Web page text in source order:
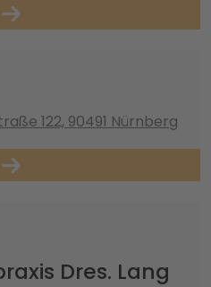
122, 90491 Nürnberg
Dres. Lang